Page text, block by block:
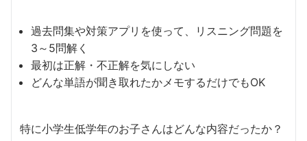
過去問集や対策アプリを使って、リスニング問題を
3～5問解く
最初は正解・不正解を気にしない
どんな単語が聞き取れたかメモするだけでもOK
特に小学生低学年のお子さんはどんな内容だったか？